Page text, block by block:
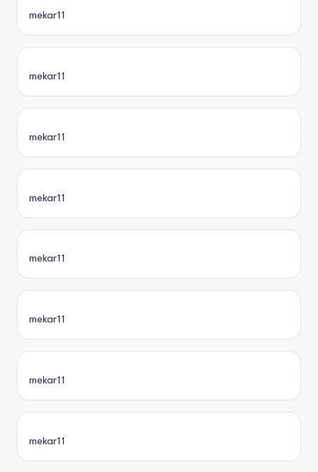
mekar11
mekar11
mekar11
mekar11
mekar11
mekar11
mekar11
mekar11